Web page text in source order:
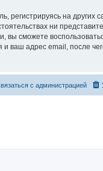
на других
ни
вы сможете
ваш адрес email, после
с администрацией